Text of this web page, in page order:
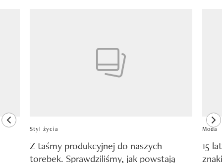
previous element
Styl życia
Z taśmy produkcyjnej do naszych
torebek. Sprawdziliśmy, jak powstają
Moda
15